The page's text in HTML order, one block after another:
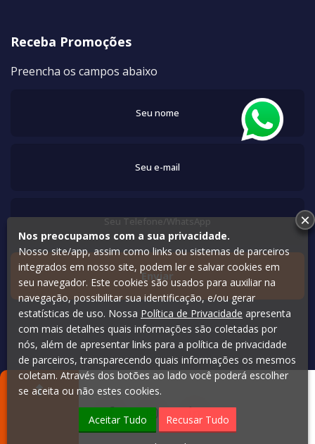
Receba Promoções
Preencha os campos abaixo
Nos preocupamos com a sua privacidade.
Nosso site/app, assim como links ou sistemas de parceiros
integrados em nosso site, podem ler e salvar cookies em
seu navegador. Este cookies são usados para auxiliar na
navegação, possibilitar sua identificação, e/ou gerar
estatísticas de uso. Nossa Política de Privacidade apresenta
com mais detalhes quais informações são coletadas por
nós, além de apresentar links para a política de privacidade
de parceiros, transparecendo quais informações os mesmos
coletam. Através dos botões ao lado você poderá escolher
se aceita ou não estes cookies.
Aceitar Tudo Recusar Tudo
×